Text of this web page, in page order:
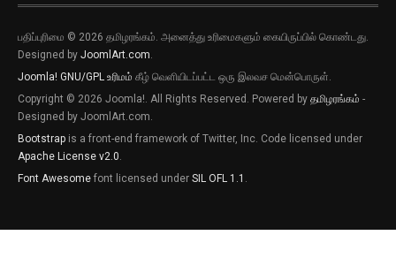
பதிப்புரிமை © 2026 தமிழரங்கம். அனைத்து உரிமைகளும் கையிருப்பில் கொண்டது.
Designed by JoomlArt.com.
Joomla! GNU/GPL உரிமம் கீழ் வெளியிடப்பட்ட ஒரு இலவச மென்பொருள்.
Copyright © 2026 Joomla!. All Rights Reserved. Powered by தமிழரங்கம் -
Designed by JoomlArt.com.
Bootstrap is a front-end framework of Twitter, Inc. Code licensed under
Apache License v2.0.
Font Awesome font licensed under SIL OFL 1.1 .